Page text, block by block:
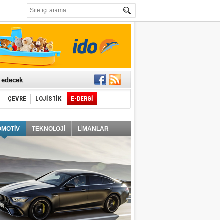
ÇEVRE LOJİSTİK E-DERGİ
TEKNOLOJİ LİMANLAR